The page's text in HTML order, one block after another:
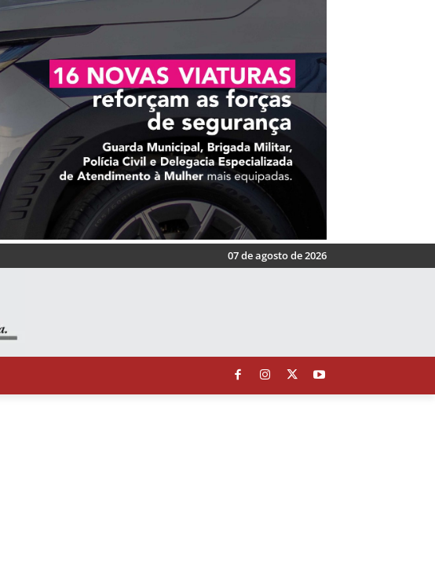
07 de agosto de 2026